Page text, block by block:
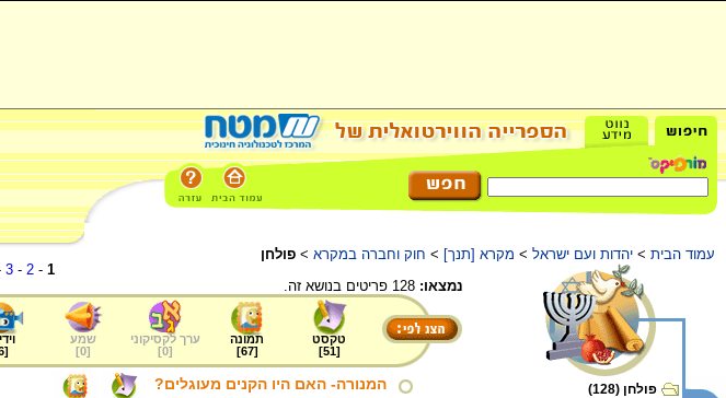
עמוד הבית > יהדות ועם ישראל > מקרא [תנך] > חוק וחברה במקרא > פולחן
פולחן (128)
1
-
2
-
3
נמצאו:
טקסט
[
51
]
תמונה
[
67
]
ערך לקסיקוני
[
0
]
שמע
[
0
]
[
המנורה- האם היו הקנים מעוגלים?